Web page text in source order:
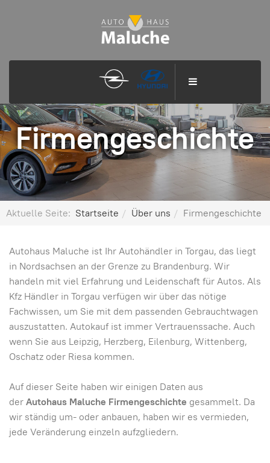
Firmengeschichte
Aktuelle Seite: Startseite Über uns Firmengeschichte
Autohaus Maluche ist Ihr Autohändler in Torgau, das liegt
in Nordsachsen an der Grenze zu Brandenburg. Wir
handeln mit viel Erfahrung und Leidenschaft für Autos. Als
Kfz Händler in Torgau verfügen wir über das nötige
Fachwissen, um Sie mit dem passenden Gebrauchtwagen
auszustatten. Autokauf ist immer Vertrauenssache. Auch
wenn Sie aus Leipzig, Herzberg, Eilenburg, Wittenberg,
Oschatz oder Riesa kommen.
Auf dieser Seite haben wir einigen Daten aus
derAutohaus Maluche Firmengeschichte gesammelt. Da
wir ständig um- oder anbauen, haben wir es vermieden,
jede Veränderung einzeln aufzgliedern.